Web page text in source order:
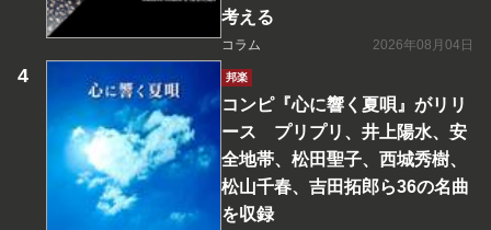
考える
コラム 2026年08月04日
邦楽
コンピ『心に響く夏唄』がリリ
ース プリプリ、井上陽水、安
全地帯、松田聖子、西城秀樹、
松山千春、吉田拓郎ら36の名曲
を収録